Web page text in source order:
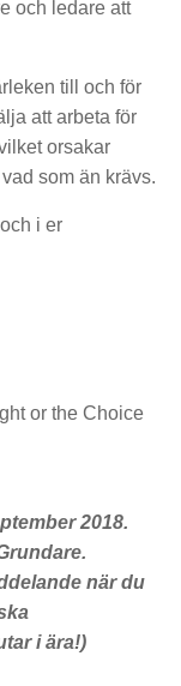
och ledare att
till och för
att arbeta för
orsakar
som än krävs.
i er
or the Choice
2018.
när du
i ära!)